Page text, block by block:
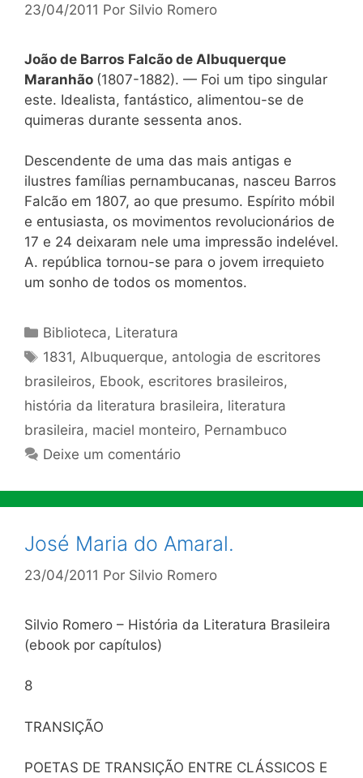
23/04/2011 Por Silvio Romero
João de Barros Falcão de Albuquerque
Maranhão (1807-1882). — Foi um tipo singular
este. Idealista, fantástico, alimentou-se de
quimeras durante sessenta anos.
Descendente de uma das mais antigas e
ilustres famílias pernambucanas, nasceu Barros
Falcão em 1807, ao que presumo. Espírito móbil
e entusiasta, os movimentos revolucionários de
17 e 24 deixaram nele uma impressão indelével.
A. república tornou-se para o jovem irrequieto
um sonho de todos os momentos.
Categorias
Biblioteca, Literatura
Tags
1831,Albuquerque, antologia de escritores
brasileiros, Ebook, escritores brasileiros,
história da literatura brasileira, literatura
brasileira, maciel monteiro, Pernambuco
Deixe um comentário
José Maria do Amaral.
23/04/2011 Por Silvio Romero
Silvio Romero – História da Literatura Brasileira
(ebook por capítulos)
8
TRANSIÇÃO
POETAS DE TRANSIÇÃO ENTRE CLÁSSICOS E